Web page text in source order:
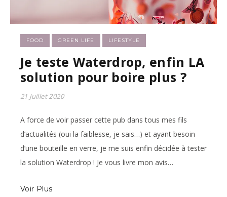
FOOD GREEN LIFE LIFESTYLE
Je teste Waterdrop, enfin LA
solution pour boire plus ?
21 Juillet 2020
A force de voir passer cette pub dans tous mes fils
d’actualités (oui la faiblesse, je sais…) et ayant besoin
d’une bouteille en verre, je me suis enfin décidée à tester
la solution Waterdrop ! Je vous livre mon avis…
Voir Plus